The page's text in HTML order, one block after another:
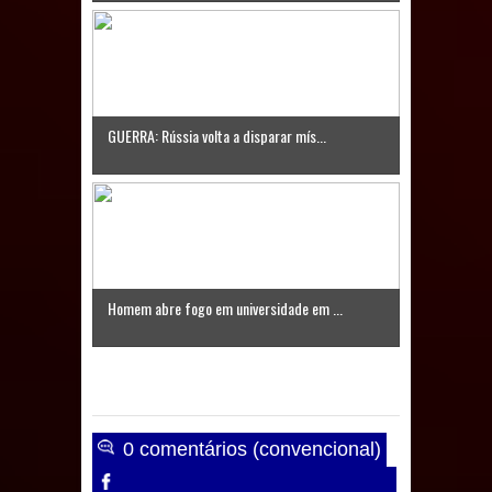
de 200 lideranças em apoio à pré-
Mari marca presença no maior
GUERRA: Rússia volta a disparar mís...
Homem abre fogo em universidade em ...
0 comentários (convencional)